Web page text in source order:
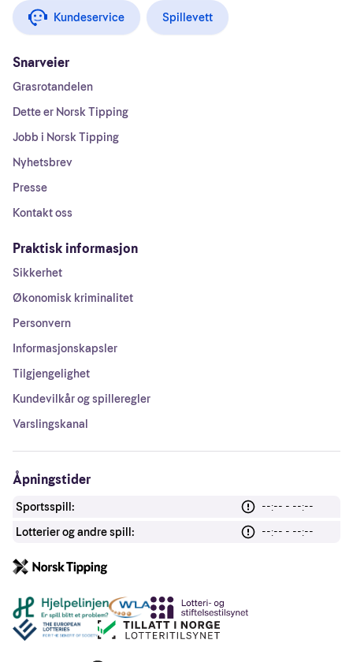
Kundeservice Spillevett
Snarveier
Grasrotandelen
Dette er Norsk Tipping
Jobb i Norsk Tipping
Nyhetsbrev
Presse
Kontakt oss
Praktisk informasjon
Sikkerhet
Økonomisk kriminalitet
Personvern
Informasjonskapsler
Tilgjengelighet
Kundevilkår og spilleregler
Varslingskanal
Åpningstider
Sportsspill:
--:-- - --:--
Lotterier og andre spill:
--:-- - --:--
Andre lenker